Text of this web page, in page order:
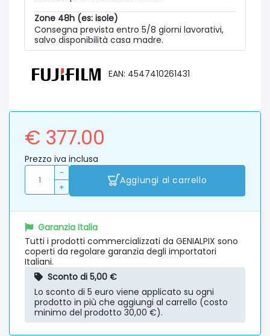
Zone 48h (es: isole)
Consegna prevista entro 5/8 giorni lavorativi,
salvo disponibilità casa madre.
EAN: 4547410261431
€ 377.00
Prezzo iva inclusa
-
+
Aggiungi al carrello
Garanzia Italia
Tutti i prodotti commercializzati da GENIALPIX sono
coperti da regolare garanzia degli importatori
Italiani.
Sconto di 5,00 €
Lo sconto di 5 euro viene applicato su ogni
prodotto in più che aggiungi al carrello (costo
minimo del prodotto 30,00 €).